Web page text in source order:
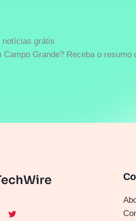
notícias grátis
Campo Grande? Receba o resumo